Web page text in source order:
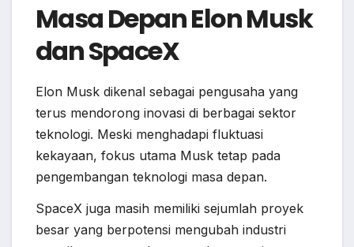
Masa Depan Elon Musk
dan SpaceX
Elon Musk dikenal sebagai pengusaha yang
terus mendorong inovasi di berbagai sektor
teknologi. Meski menghadapi fluktuasi
kekayaan, fokus utama Musk tetap pada
pengembangan teknologi masa depan.
SpaceX juga masih memiliki sejumlah proyek
besar yang berpotensi mengubah industri